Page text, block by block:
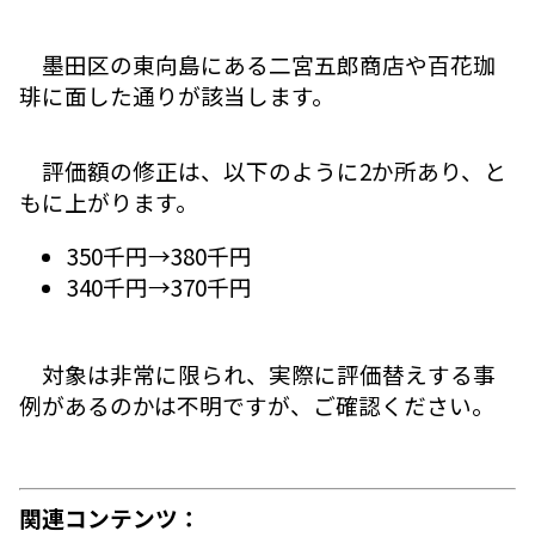
墨田区の東向島にある二宮五郎商店や百花珈
琲に面した通りが該当します。
評価額の修正は、以下のように2か所あり、と
もに上がります。
350千円→380千円
340千円→370千円
対象は非常に限られ、実際に評価替えする事
例があるのかは不明ですが、ご確認ください。
関連コンテンツ：